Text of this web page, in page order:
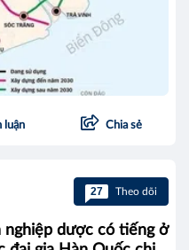
luận Chia sẻ
27 Theo dõi
nghiệp dược có tiếng ở